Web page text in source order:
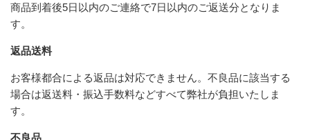
商品到着後5日以内のご連絡で7日以内のご返送分となりま
す。
返品送料
お客様都合による返品は対応できません。不良品に該当する
場合は返送料・振込手数料などすべて弊社が負担いたしま
す。